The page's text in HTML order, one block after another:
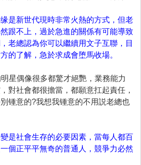
是新世代現時非常火熱的方式，但老
跟不上，過於急進的關係有可能導致
老總認為你可以繼續用文子互聯，目
的了解，急於求成會堕馬收場。
明星偶像很多都驚才絕艷，業務能力
對社會都很擔當，都願意扛起責任，
锺意的?我想我锺意的不用説老總也
是社會生存的必要因素，當每人都百
個正平平無奇的普通人，競爭力必然